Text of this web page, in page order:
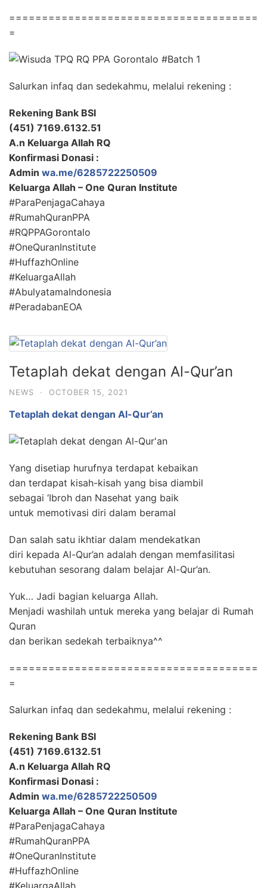
======================================
=
Salurkan infaq dan sedekahmu, melalui rekening :
Rekening Bank BSI
(451) 7169.6132.51
A.n Keluarga Allah RQ
Konfirmasi Donasi :
Admin wa.me/6285722250509
Keluarga Allah – One Quran Institute
#ParaPenjagaCahaya
#RumahQuranPPA
#RQPPAGorontalo
#OneQuranInstitute
#HuffazhOnline
#KeluargaAllah
#AbulyatamaIndonesia
#PeradabanEOA
Tetaplah dekat dengan Al-Qur’an
NEWS · OCTOBER 15, 2021
Tetaplah dekat dengan Al-Qur’an
Yang disetiap hurufnya terdapat kebaikan
dan terdapat kisah-kisah yang bisa diambil
sebagai ‘Ibroh dan Nasehat yang baik
untuk memotivasi diri dalam beramal
Dan salah satu ikhtiar dalam mendekatkan
diri kepada Al-Qur’an adalah dengan memfasilitasi
kebutuhan sesorang dalam belajar Al-Qur’an.
Yuk… Jadi bagian keluarga Allah.
Menjadi washilah untuk mereka yang belajar di Rumah
Quran
dan berikan sedekah terbaiknya^^
======================================
=
Salurkan infaq dan sedekahmu, melalui rekening :
Rekening Bank BSI
(451) 7169.6132.51
A.n Keluarga Allah RQ
Konfirmasi Donasi :
Admin wa.me/6285722250509
Keluarga Allah – One Quran Institute
#ParaPenjagaCahaya
#RumahQuranPPA
#OneQuranInstitute
#HuffazhOnline
#KeluargaAllah